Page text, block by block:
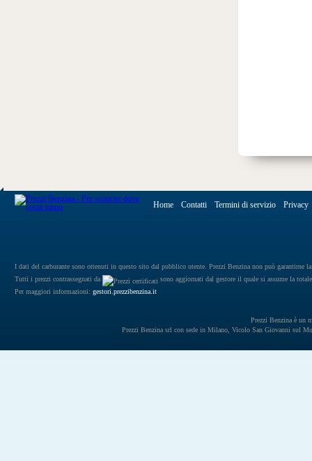
Home Contatti Termini di servizio Privacy
I dati del carburante sono ottenuti in questo sito dal pubblico utente. Prezzi Benzina non può garantirne
Tutti i prezzi contrassegnati da
sono aggiornati dal gestore il quale si assume la
Per maggiori informazioni: gestori.prezzibenzina.it
Prezzi Benzina è un
Prezzi Benzina srl con sede in Milano, Vicolo San Giovanni sul